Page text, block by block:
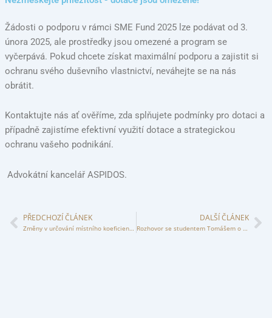
Žádosti o podporu v rámci SME Fund 2025 lze podávat od 3.
února 2025, ale prostředky jsou omezené a program se
vyčerpává. Pokud chcete získat maximální podporu a zajistit si
ochranu svého duševního vlastnictví, neváhejte se na nás
obrátit.
Kontaktujte nás ať ověříme, zda splňujete podmínky pro dotaci a
případně zajistíme efektivní využití dotace a strategickou
ochranu vašeho podnikání.
Advokátní kancelář ASPIDOS.
Prev
PŘEDCHOZÍ ČLÁNEK
Změny v určování místního koeficientu u daně z nemovitých věcí
DALŠÍ ČLÁNEK
Rozhovor se studentem Tomášem o práci v ASPIDOS